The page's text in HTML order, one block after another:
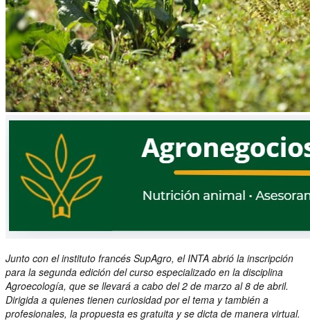
Junto con el instituto francés SupAgro, el INTA abrió la inscripción
para la segunda edición del curso especializado en la disciplina
Agroecología, que se llevará a cabo del 2 de marzo al 8 de abril.
Dirigida a quienes tienen curiosidad por el tema y también a
profesionales, la propuesta es gratuita y se dicta de manera virtual.